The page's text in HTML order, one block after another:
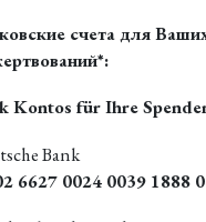
счета для
Kontos für Ihre
Bank
6627 0024 0039 1888